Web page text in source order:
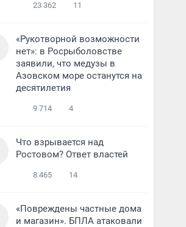
23 362 11
«Рукотворной возможности
нет»: в Росрыболовстве
заявили, что медузы в
Азовском море останутся на
десятилетия
9 714 4
Что взрывается над
Ростовом? Ответ властей
8 465 14
«Повреждены частные дома
и магазин». БПЛА атаковали